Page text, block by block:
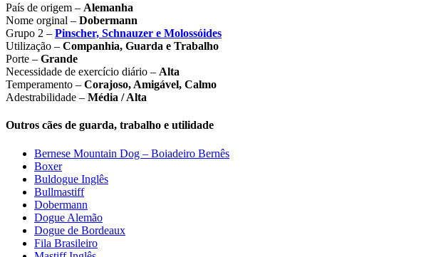
País de origem – Alemanha
Nome orginal – Dobermann
Grupo 2 – Pinscher, Schnauzer e Molossóides
Utilização – Companhia, Guarda e Trabalho
Porte – Grande
Necessidade de exercício diário – Alta
Temperamento – Corajoso, Amigável, Calmo
Adestrabilidade – Média / Alta
Outros cães de guarda, trabalho e utilidade
Bernese Mountain Dog – Boiadeiro Bernês
Boxer
Buldogue Inglês
Bullmastiff
Dobermann
Dogue Alemão
Dogue de Bordeaux
Fila Brasileiro